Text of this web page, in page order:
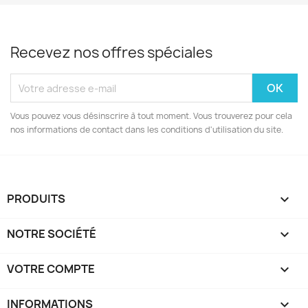
Recevez nos offres spéciales
Vous pouvez vous désinscrire à tout moment. Vous trouverez pour cela
nos informations de contact dans les conditions d'utilisation du site.
PRODUITS 
NOTRE SOCIÉTÉ 
VOTRE COMPTE 
INFORMATIONS keyboard_arrow_down